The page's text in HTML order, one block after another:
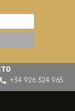
+34 926 324 965